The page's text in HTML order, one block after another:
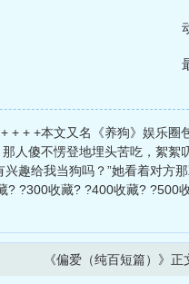
+ + +本文又名《养狗》娱乐
人傻不愣登地埋头苦吃，絮
趣给我当狗吗？”她看着对方
? ?300收藏? ?400收藏?
《偏爱（纯百短篇）》正